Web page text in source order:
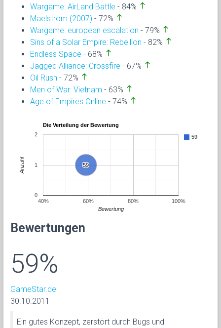
Wargame: AirLand Battle - 84% north
Maelstrom (2007) - 72% north
Wargame: european escalation - 79% north
Sins of a Solar Empire: Rebellion - 82% north
Endless Space - 68% north
Jagged Alliance: Crossfire - 67% north
Oil Rush - 72% north
Men of War: Vietnam - 63% north
Age of Empires Online - 74% north
Die Verteilung der Bewertung
59
59
59
40% 60% 80% 100%
0
1
2
Bewertung
Anzahl
Bewertungen
59%
GameStar.de
30.10.2011
Ein gutes Konzept, zerstört durch Bugs und